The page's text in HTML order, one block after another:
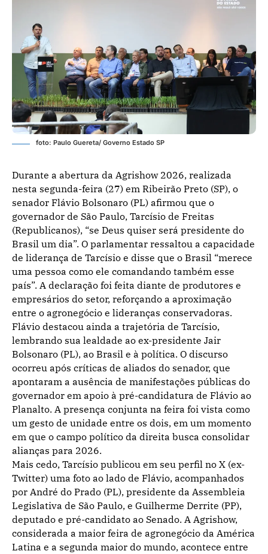
foto: Paulo Guereta/ Governo Estado SP
Durante a abertura da Agrishow 2026, realizada
nesta segunda-feira (27) em Ribeirão Preto (SP), o
senador Flávio Bolsonaro (PL) afirmou que o
governador de São Paulo, Tarcísio de Freitas
(Republicanos), “se Deus quiser será presidente do
Brasil um dia”. O parlamentar ressaltou a capacidade
de liderança de Tarcísio e disse que o Brasil “merece
uma pessoa como ele comandando também esse
país”. A declaração foi feita diante de produtores e
empresários do setor, reforçando a aproximação
entre o agronegócio e lideranças conservadoras.
Flávio destacou ainda a trajetória de Tarcísio,
lembrando sua lealdade ao ex-presidente Jair
Bolsonaro (PL), ao Brasil e à política. O discurso
ocorreu após críticas de aliados do senador, que
apontaram a ausência de manifestações públicas do
governador em apoio à pré-candidatura de Flávio ao
Planalto. A presença conjunta na feira foi vista como
um gesto de unidade entre os dois, em um momento
em que o campo político da direita busca consolidar
alianças para 2026.
Mais cedo, Tarcísio publicou em seu perfil no X (ex-
Twitter) uma foto ao lado de Flávio, acompanhados
por André do Prado (PL), presidente da Assembleia
Legislativa de São Paulo, e Guilherme Derrite (PP),
deputado e pré-candidato ao Senado. A Agrishow,
considerada a maior feira de agronegócio da América
Latina e a segunda maior do mundo, acontece entre